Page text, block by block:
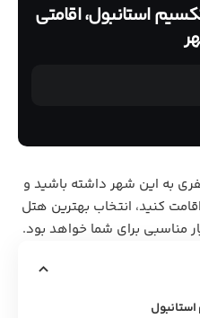
استانبول، اقامتی
به این شهر داشته باشید و
کنید، انتخاب بهترین هتل
مناسبی برای شما خواهد بود.